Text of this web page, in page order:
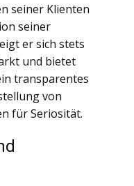
seiner Klienten
seiner
er sich stets
und bietet
transparentes
von
für Seriosität.